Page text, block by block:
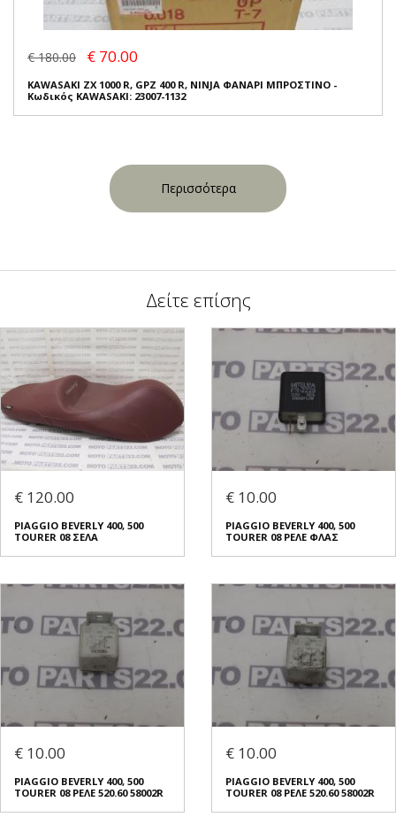
€ 180.00 € 70.00
KAWASAKI ZX 1000 R, GPZ 400 R, NINJA ΦΑΝΑΡΙ ΜΠΡΟΣΤΙΝΟ -
Κωδικός KAWASAKI: 23007-1132
Περισσότερα
Δείτε επίσης
€ 120.00
PIAGGIO BEVERLY 400, 500
TOURER 08 ΣΕΛΑ
€ 10.00
PIAGGIO BEVERLY 400, 500
TOURER 08 ΡΕΛΕ ΦΛΑΣ
€ 10.00
PIAGGIO BEVERLY 400, 500
TOURER 08 ΡΕΛΕ 520.60 58002R
€ 10.00
PIAGGIO BEVERLY 400, 500
TOURER 08 ΡΕΛΕ 520.60 58002R